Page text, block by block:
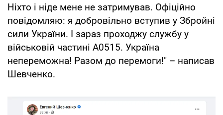
Ніхто і ніде мене не затримував. Офіційно
повідомляю: я добровільно вступив у Збройні
сили України. І зараз проходжу службу у
військовій частині А0515. Україна
непереможна! Разом до перемоги!" – написав
Шевченко.